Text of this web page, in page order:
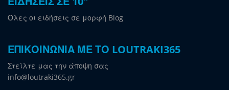
Όλες οι ειδήσεις σε μορφή Blog
ΕΠΙΚΟΙΝΩΝΙΑ ΜΕ ΤΟ LOUTRAKI365
Στείλτε μας την άποψη σας
info@loutraki365.gr